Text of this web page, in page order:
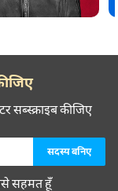
सब्स्क्राइब कीजिए
सहमत हूँ